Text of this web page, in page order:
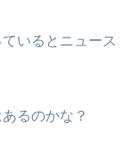
いるとニュース
るのかな？